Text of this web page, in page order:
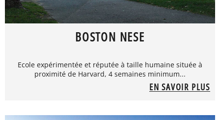
BOSTON NESE
Ecole expérimentée et réputée à taille humaine située à
proximité de Harvard, 4 semaines minimum...
EN SAVOIR PLUS